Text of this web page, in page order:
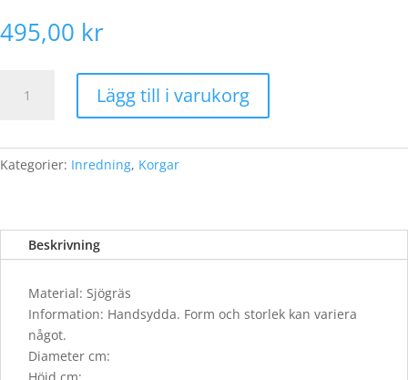
495,00 kr
Korg,
3,
Lägg till i varukorg
Kategorier: Inredning, Korgar
Beskrivning
Material: Sjögräs
Information: Handsydda. Form och storlek kan variera
något.
Diameter cm: